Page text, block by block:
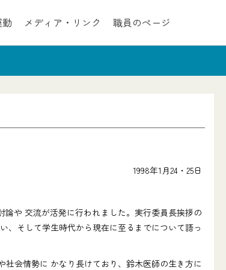
メディア・リンク 職員のページ
1998年1月24・25日
や 交流が活発に行われました。実行委員長挨拶の
、そして学生時代から現在に至るまでについて語っ
会情勢に かなり長けており、鈴木医師の生き方に